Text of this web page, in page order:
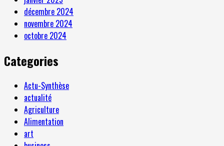
décembre 2024
novembre 2024
octobre 2024
Categories
Actu-Synthèse
actualité
Agriculture
Alimentation
art